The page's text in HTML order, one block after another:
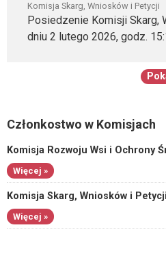
Komisja Skarg, Wniosków i Petycji
Posiedzenie Komisji Skarg,
dniu 2 lutego 2026, godz.
Członkostwo w Komisjach
Komisja Rozwoju Wsi i Ochrony
Więcej »
Komisja Skarg, Wniosków i Petycji
Więcej »